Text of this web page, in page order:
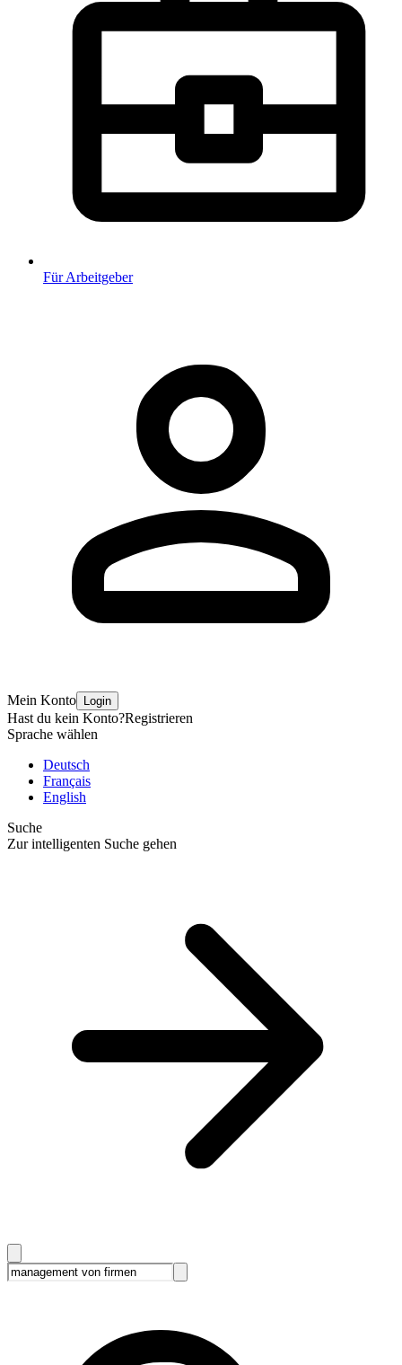
Für Arbeitgeber
Mein Konto Login
Hast du kein Konto?Registrieren
Sprache wählen
Deutsch
Français
English
Suche
Zur intelligenten Suche gehen